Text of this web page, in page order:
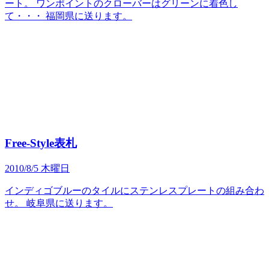
ート。 ワンポイントのクローバーはグリーンに着色し
て・・・ 福岡県に送ります。
Free-Style表札
2010/8/5 木曜日
インディゴブルーのタイルにステンレスプレートの組み合わ
せ。 岐阜県に送ります。